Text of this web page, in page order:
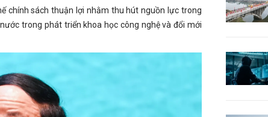
chính sách thuận lợi nhằm thu hút nguồn lực trong
trong phát triển khoa học công nghệ và đổi mới